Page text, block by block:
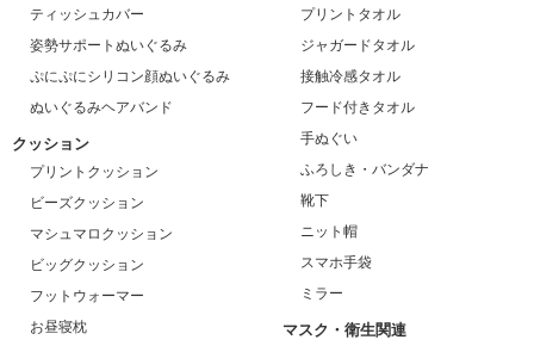
ティッシュカバー
姿勢サポートぬいぐるみ
ぷにぷにシリコン顔ぬいぐるみ
ぬいぐるみヘアバンド
クッション
プリントクッション
ビーズクッション
マシュマロクッション
ビッグクッション
フットウォーマー
お昼寝枕
プリントタオル
ジャガードタオル
接触冷感タオル
フード付きタオル
手ぬぐい
ふろしき・バンダナ
靴下
ニット帽
スマホ手袋
ミラー
マスク・衛生関連